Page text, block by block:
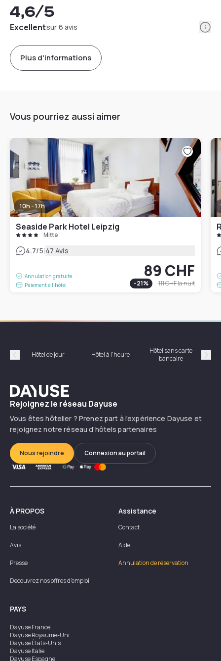
4,6/5
Excellentsur 6 avis
Plus d'informations
Vous pourriez aussi aimer
10h - 17h
Seaside Park Hotel Leipzig
Mitte
4.7/5|47 Avis
Annulation gratuite
Paiement à l'hôtel
89 CHF
-21% 111 CHFla nuit
Précédent
Hôtel de jour Hôtel à l'heure
Hôtel sans carte
bancaire
Dayuse
Rejoignez le réseau Dayuse
Vous êtes hôtelier ? Prenez part à l’expérience Dayuse et
rejoignez notre réseau d’hôtels partenaires
Nous rejoindre Connexion au portail
À PROPOS
La société
Avis
Presse
Découvrez nos offres d'emploi
Assistance
Contact
Aide
Annulation de réservation
PAYS
DayuseFrance
DayuseRoyaume-Uni
DayuseÉtats-Unis
DayuseItalie
DayuseEspagne